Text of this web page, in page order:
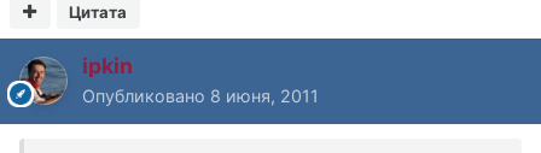
Цитата
ipkin
Опубликовано 8 июня, 2011